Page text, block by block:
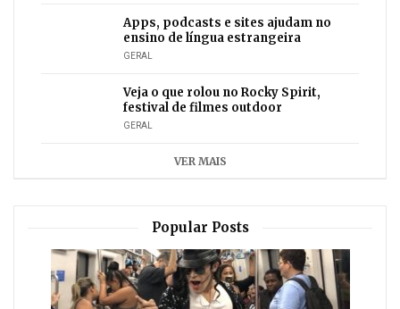
Apps, podcasts e sites ajudam no
ensino de língua estrangeira
GERAL
Veja o que rolou no Rocky Spirit,
festival de filmes outdoor
GERAL
VER MAIS
Popular Posts